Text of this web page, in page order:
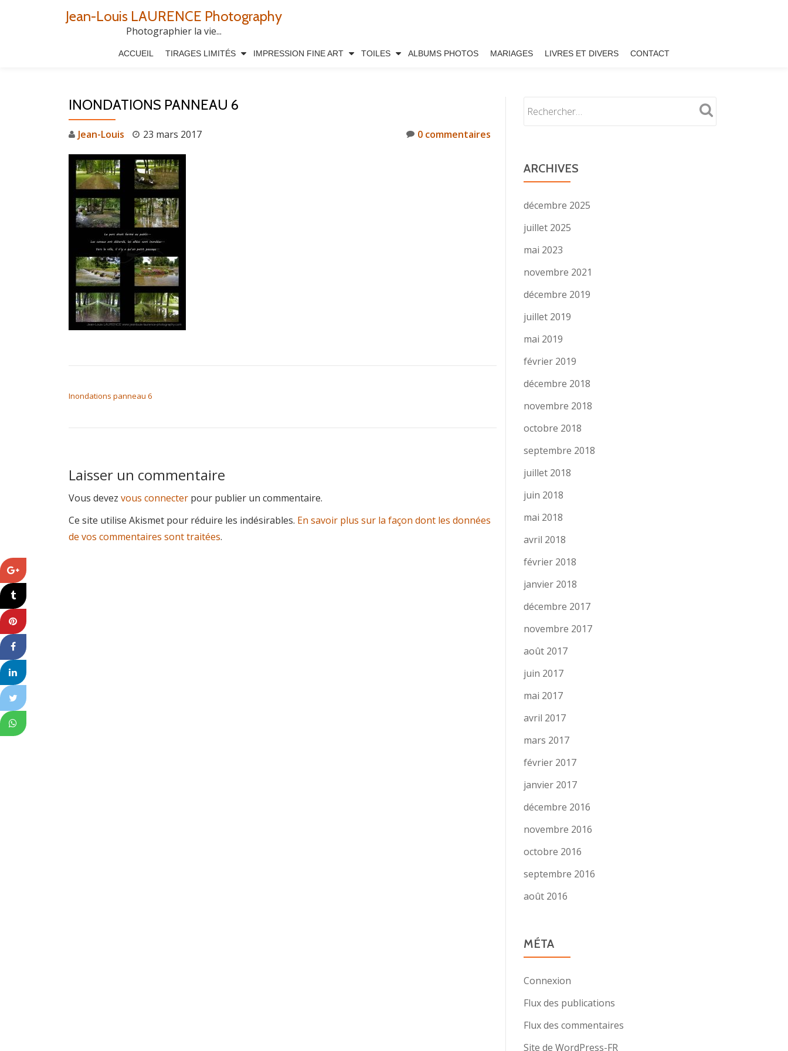
Jean-Louis LAURENCE Photography
Photographier la vie...
ACCUEIL TIRAGES LIMITÉS IMPRESSION FINE ART TOILES ALBUMS PHOTOS MARIAGES LIVRES ET DIVERS CONTACT
INONDATIONS PANNEAU 6
Jean-Louis 23 mars 2017 0 commentaires
Inondations panneau 6
Laisser un commentaire
Vous devez vous connecter pour publier un commentaire.
Ce site utilise Akismet pour réduire les indésirables. En savoir plus sur la façon dont les données
de vos commentaires sont traitées.
ARCHIVES
décembre 2025
juillet 2025
mai 2023
novembre 2021
décembre 2019
juillet 2019
mai 2019
février 2019
décembre 2018
novembre 2018
octobre 2018
septembre 2018
juillet 2018
juin 2018
mai 2018
avril 2018
février 2018
janvier 2018
décembre 2017
novembre 2017
août 2017
juin 2017
mai 2017
avril 2017
mars 2017
février 2017
janvier 2017
décembre 2016
novembre 2016
octobre 2016
septembre 2016
août 2016
MÉTA
Connexion
Flux des publications
Flux des commentaires
Site de WordPress-FR